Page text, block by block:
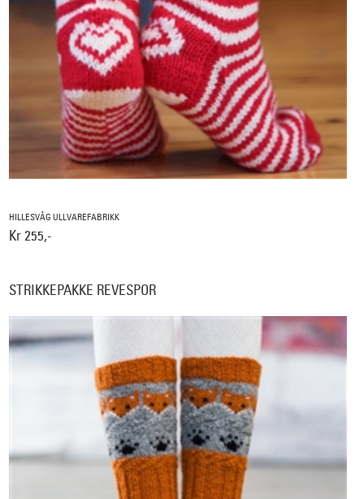
HILLESVÅG ULLVAREFABRIKK
Kr 255,-
STRIKKEPAKKE REVESPOR